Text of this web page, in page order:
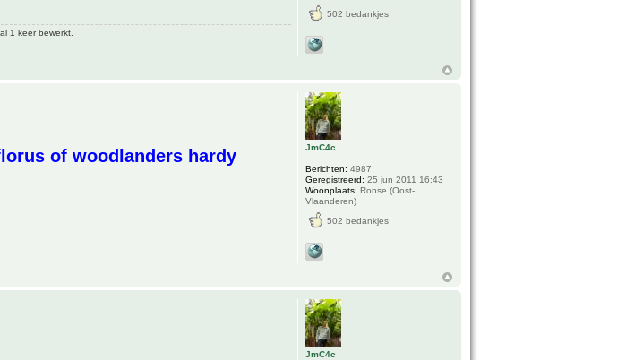
1 keer bewerkt.
502 bedankjes
of woodlanders hardy JmC4c
Berichten: 4987
Geregistreerd: 25 jun 2011 16:43
Woonplaats: Ronse (Oost-
Vlaanderen)
502 bedankjes
JmC4c